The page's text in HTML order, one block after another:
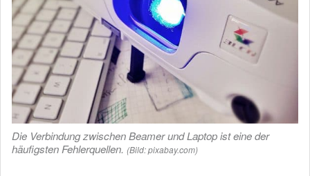
Die Verbindung zwischen Beamer und Laptop ist eine der
häufigsten Fehlerquellen. (Bild: pixabay.com)